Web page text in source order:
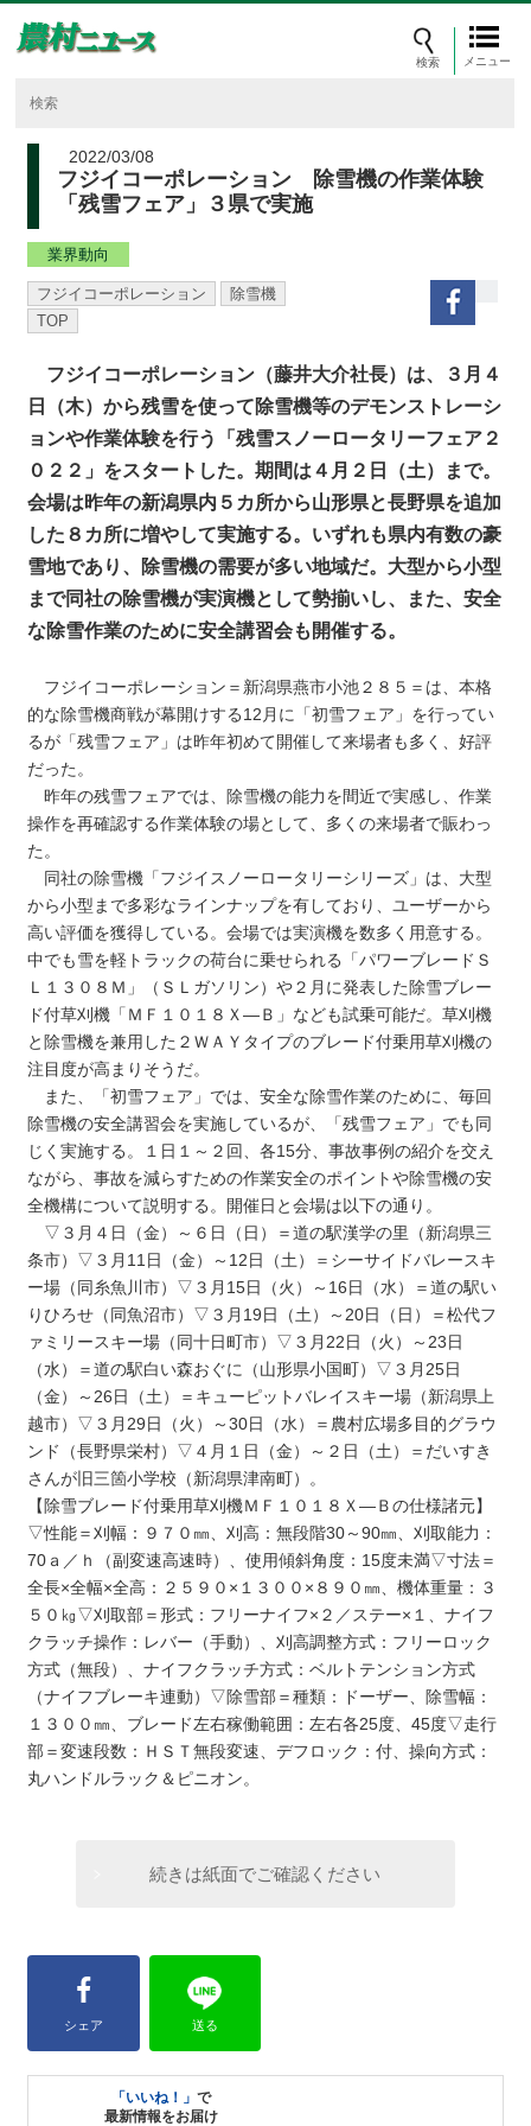
メニュー
2022/03/08
フジイコーポレーション 除雪機の作業体験
「残雪フェア」３県で実施
業界動向
フジイコーポレーション
除雪機
TOP
フジイコーポレーション（藤井大介社長）は、３月４
日（木）から残雪を使って除雪機等のデモンストレーシ
ョンや作業体験を行う「残雪スノーロータリーフェア２
０２２」をスタートした。期間は４月２日（土）まで。
会場は昨年の新潟県内５カ所から山形県と長野県を追加
した８カ所に増やして実施する。いずれも県内有数の豪
雪地であり、除雪機の需要が多い地域だ。大型から小型
まで同社の除雪機が実演機として勢揃いし、また、安全
な除雪作業のために安全講習会も開催する。
フジイコーポレーション＝新潟県燕市小池２８５＝は、本格
的な除雪機商戦が幕開けする12月に「初雪フェア」を行ってい
るが「残雪フェア」は昨年初めて開催して来場者も多く、好評
だった。
昨年の残雪フェアでは、除雪機の能力を間近で実感し、作業
操作を再確認する作業体験の場として、多くの来場者で賑わっ
た。
同社の除雪機「フジイスノーロータリーシリーズ」は、大型
から小型まで多彩なラインナップを有しており、ユーザーから
高い評価を獲得している。会場では実演機を数多く用意する。
中でも雪を軽トラックの荷台に乗せられる「パワーブレードＳ
Ｌ１３０８Ｍ」（ＳＬガソリン）や２月に発表した除雪ブレー
ド付草刈機「ＭＦ１０１８Ｘ―Ｂ」なども試乗可能だ。草刈機
と除雪機を兼用した２ＷＡＹタイプのブレード付乗用草刈機の
注目度が高まりそうだ。
また、「初雪フェア」では、安全な除雪作業のために、毎回
除雪機の安全講習会を実施しているが、「残雪フェア」でも同
じく実施する。１日１～２回、各15分、事故事例の紹介を交え
ながら、事故を減らすための作業安全のポイントや除雪機の安
全機構について説明する。開催日と会場は以下の通り。
▽３月４日（金）～６日（日）＝道の駅漢学の里（新潟県三
条市）▽３月11日（金）～12日（土）＝シーサイドバレースキ
ー場（同糸魚川市）▽３月15日（火）～16日（水）＝道の駅い
りひろせ（同魚沼市）▽３月19日（土）～20日（日）＝松代フ
ァミリースキー場（同十日町市）▽３月22日（火）～23日
（水）＝道の駅白い森おぐに（山形県小国町）▽３月25日
（金）～26日（土）＝キューピットバレイスキー場（新潟県上
越市）▽３月29日（火）～30日（水）＝農村広場多目的グラウ
ンド（長野県栄村）▽４月１日（金）～２日（土）＝だいすき
さんが旧三箇小学校（新潟県津南町）。
【除雪ブレード付乗用草刈機ＭＦ１０１８Ｘ―Ｂの仕様諸元】
▽性能＝刈幅：９７０㎜、刈高：無段階30～90㎜、刈取能力：
70ａ／ｈ（副変速高速時）、使用傾斜角度：15度未満▽寸法＝
全長×全幅×全高：２５９０×１３００×８９０㎜、機体重量：３
５０㎏▽刈取部＝形式：フリーナイフ×２／ステー×１、ナイフ
クラッチ操作：レバー（手動）、刈高調整方式：フリーロック
方式（無段）、ナイフクラッチ方式：ベルトテンション方式
（ナイフブレーキ連動）▽除雪部＝種類：ドーザー、除雪幅：
１３００㎜、ブレード左右稼働範囲：左右各25度、45度▽走行
部＝変速段数：ＨＳＴ無段変速、デフロック：付、操向方式：
丸ハンドルラック＆ピニオン。
続きは紙面でご確認ください
シェア 送る
「いいね！」で
最新情報をお届け